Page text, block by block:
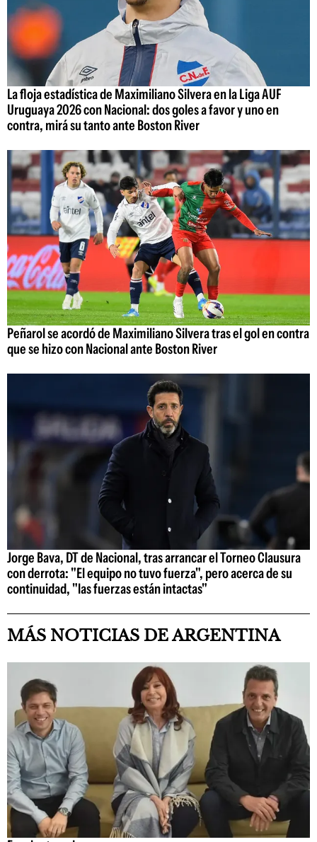
La floja estadística de Maximiliano Silvera en la Liga AUF
Uruguaya 2026 con Nacional: dos goles a favor y uno en
contra, mirá su tanto ante Boston River
Peñarol se acordó de Maximiliano Silvera tras el gol en contra
que se hizo con Nacional ante Boston River
Jorge Bava, DT de Nacional, tras arrancar el Torneo Clausura
con derrota: "El equipo no tuvo fuerza", pero acerca de su
continuidad, "las fuerzas están intactas"
MÁS NOTICIAS DE ARGENTINA